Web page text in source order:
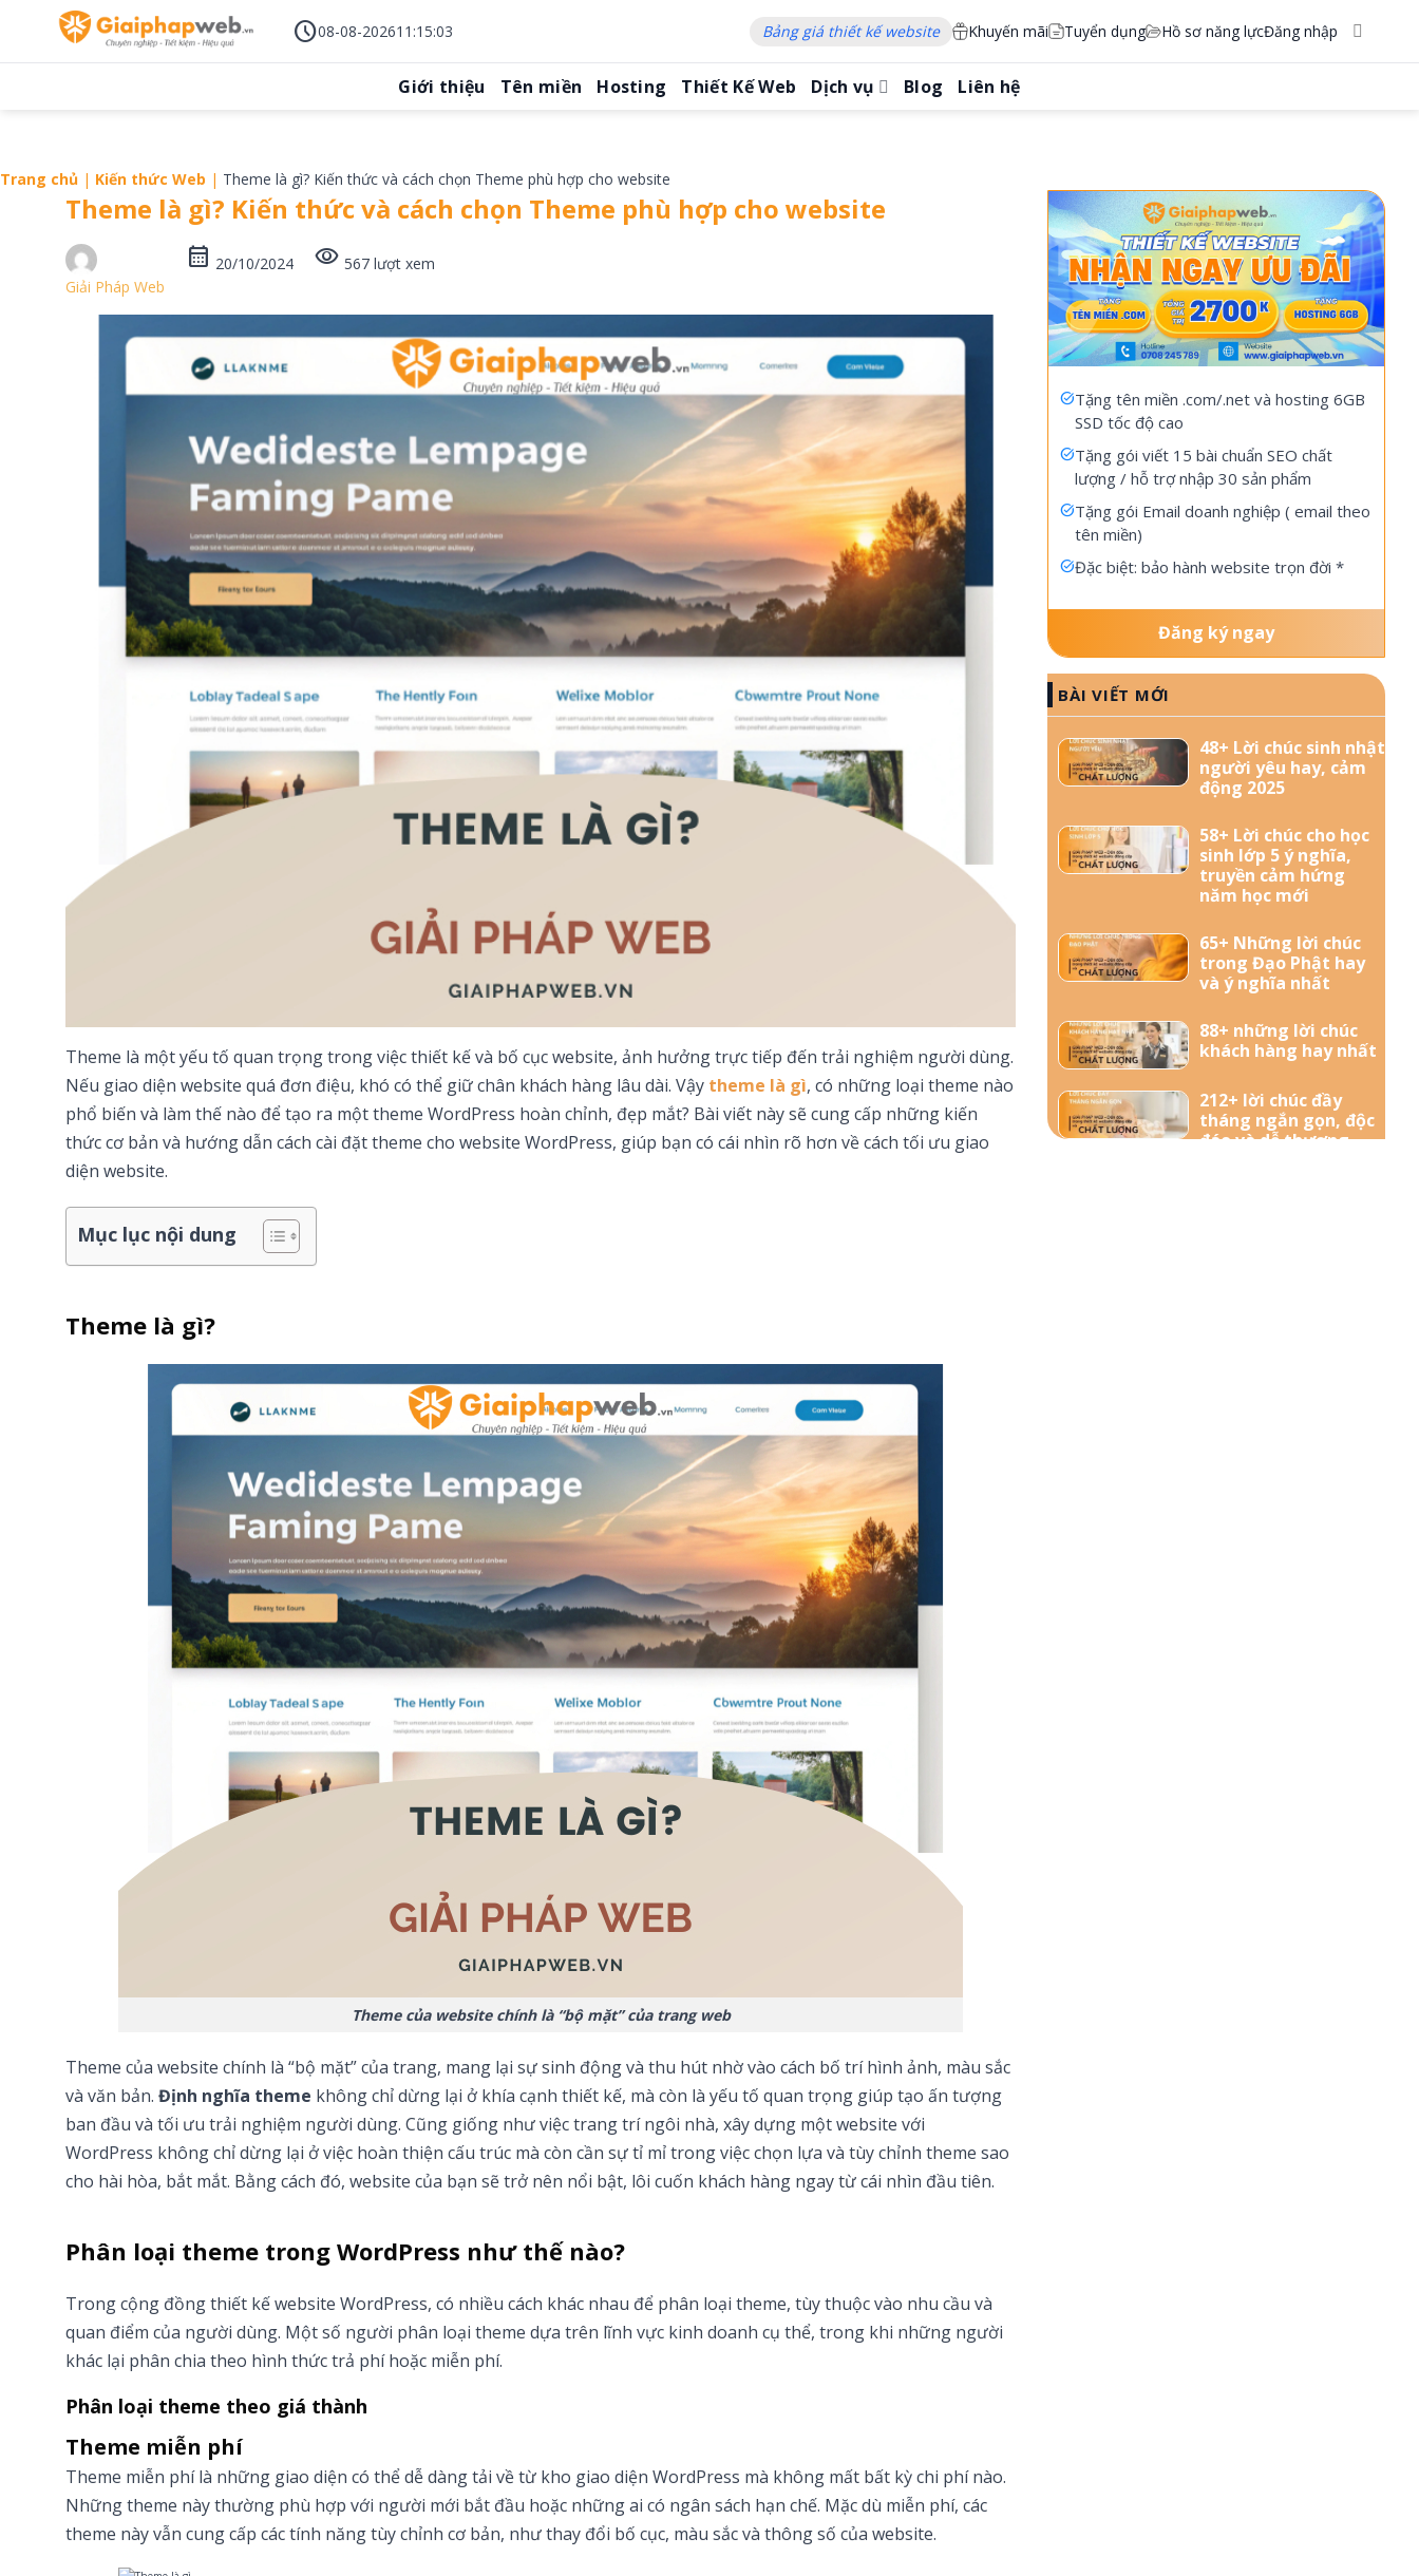
schedule08-08-202611 :15:05 Bảng giá thiết kế website Khuyến mãi Tuyển dụng Hồ sơ năng lựcĐăng nhập
Giới thiệu Tên miền Hosting Thiết Kế Web Dịch vụ Blog Liên hệ
Trang chủ | Kiến thức Web | Theme là gì? Kiến thức và cách chọn Theme phù hợp cho website
Theme là gì? Kiến thức và cách chọn Theme phù hợp cho website
Giải Pháp Web
calendar_month 20/10/2024 visibility 567 lượt xem
Theme là một yếu tố quan trọng trong việc thiết kế và bố cục website, ảnh hưởng trực tiếp đến trải nghiệm người dùng.
Nếu giao diện website quá đơn điệu, khó có thể giữ chân khách hàng lâu dài. Vậy theme là gì, có những loại theme nào
phổ biến và làm thế nào để tạo ra một theme WordPress hoàn chỉnh, đẹp mắt? Bài viết này sẽ cung cấp những kiến
thức cơ bản và hướng dẫn cách cài đặt theme cho website WordPress, giúp bạn có cái nhìn rõ hơn về cách tối ưu giao
diện website.
Mục lục nội dung
Theme là gì?
Theme của website chính là “bộ mặt” của trang web
Theme của website chính là “bộ mặt” của trang, mang lại sự sinh động và thu hút nhờ vào cách bố trí hình ảnh, màu sắc
và văn bản. Định nghĩa theme không chỉ dừng lại ở khía cạnh thiết kế, mà còn là yếu tố quan trọng giúp tạo ấn tượng
ban đầu và tối ưu trải nghiệm người dùng. Cũng giống như việc trang trí ngôi nhà, xây dựng một website với
WordPress không chỉ dừng lại ở việc hoàn thiện cấu trúc mà còn cần sự tỉ mỉ trong việc chọn lựa và tùy chỉnh theme sao
cho hài hòa, bắt mắt. Bằng cách đó, website của bạn sẽ trở nên nổi bật, lôi cuốn khách hàng ngay từ cái nhìn đầu tiên.
Phân loại theme trong WordPress như thế nào?
Trong cộng đồng thiết kế website WordPress, có nhiều cách khác nhau để phân loại theme, tùy thuộc vào nhu cầu và
quan điểm của người dùng. Một số người phân loại theme dựa trên lĩnh vực kinh doanh cụ thể, trong khi những người
khác lại phân chia theo hình thức trả phí hoặc miễn phí.
Phân loại theme theo giá thành
Theme miễn phí
Theme miễn phí là những giao diện có thể dễ dàng tải về từ kho giao diện WordPress mà không mất bất kỳ chi phí nào.
Những theme này thường phù hợp với người mới bắt đầu hoặc những ai có ngân sách hạn chế. Mặc dù miễn phí, các
theme này vẫn cung cấp các tính năng tùy chỉnh cơ bản, như thay đổi bố cục, màu sắc và thông số của website.
Tặng tên miền .com/.net và hosting 6GB
SSD tốc độ cao
Tặng gói viết 15 bài chuẩn SEO chất
lượng / hỗ trợ nhập 30 sản phẩm
Tặng gói Email doanh nghiệp ( email theo
tên miền)
Đặc biệt: bảo hành website trọn đời *
Đăng ký ngay
BÀI VIẾT MỚI
48+ Lời chúc sinh nhật
người yêu hay, cảm
động 2025
58+ Lời chúc cho học
sinh lớp 5 ý nghĩa,
truyền cảm hứng
năm học mới
65+ Những lời chúc
trong Đạo Phật hay
và ý nghĩa nhất
88+ những lời chúc
khách hàng hay nhất
212+ lời chúc đầy
tháng ngắn gọn, độc
đáo và dễ thương